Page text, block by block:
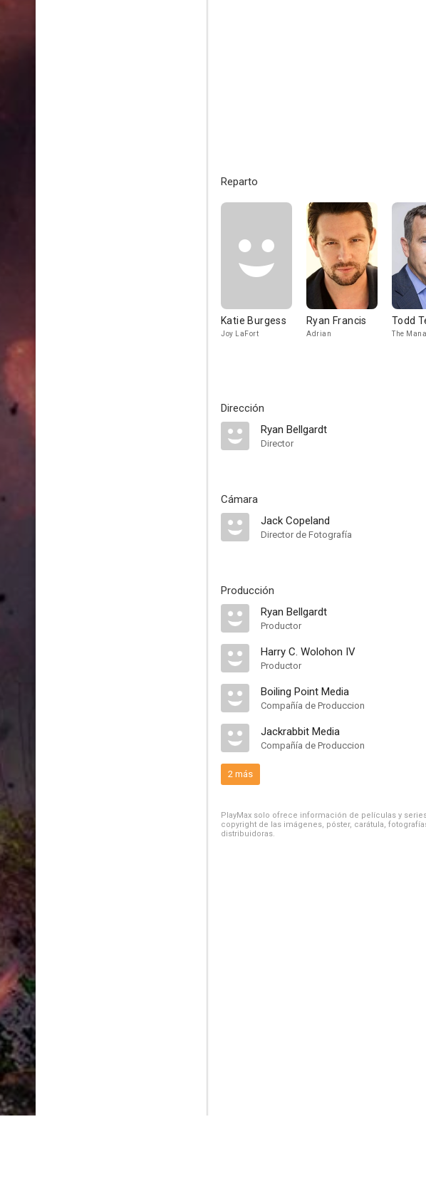
Reparto
Katie Burgess
Joy LaFort
Ryan Francis
Adrian
Todd
The
Dirección
Ryan Bellgardt
Director
Cámara
Jack Copeland
Director de Fotografía
Producción
Ryan Bellgardt
Productor
Harry C. Wolohon IV
Productor
Boiling Point Media
Compañía de Produccion
Jackrabbit Media
Compañía de Produccion
2 más
PlayMax solo ofrece información de películas y
copyright de las imágenes, póster, carátula,
distribuidoras.